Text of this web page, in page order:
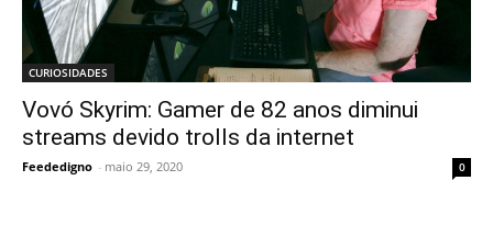
CURIOSIDADES
Vovó Skyrim: Gamer de 82 anos diminui
streams devido trolls da internet
Feededigno - maio 29, 2020 0